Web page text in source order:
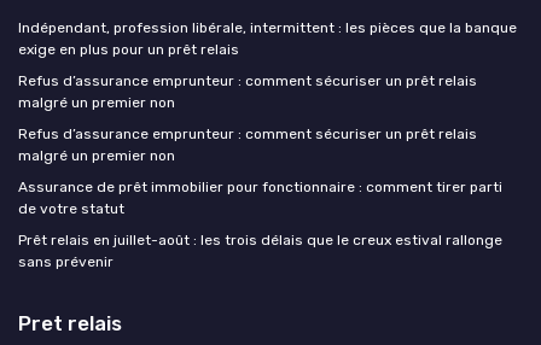
Indépendant, profession libérale, intermittent : les pièces que la banque
exige en plus pour un prêt relais
Refus d’assurance emprunteur : comment sécuriser un prêt relais
malgré un premier non
Refus d’assurance emprunteur : comment sécuriser un prêt relais
malgré un premier non
Assurance de prêt immobilier pour fonctionnaire : comment tirer parti
de votre statut
Prêt relais en juillet-août : les trois délais que le creux estival rallonge
sans prévenir
Pret relais